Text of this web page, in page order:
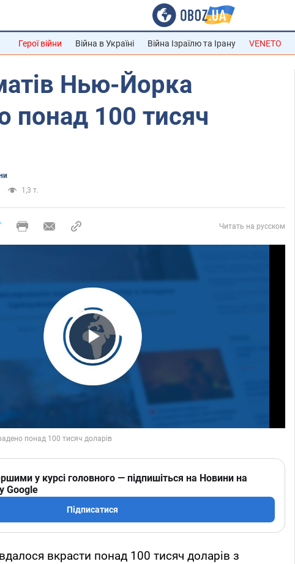
Герої війни Війна в Україні Війна Ізраїлю та Ірану VENETO
Нью-Йорка
понад 100 тисяч
1,3 т.
Читать на русском
Play Video
у курсі головного — підпишіться на Новини на
Google
Підписатися
вкрасти понад 100 тисяч доларів з